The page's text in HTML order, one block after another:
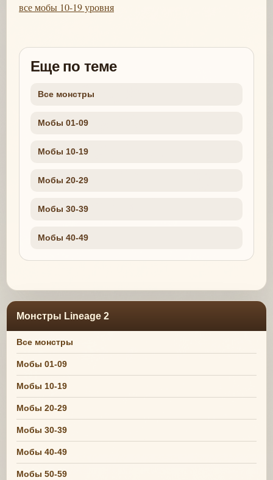
все мобы 10-19 уровня
Еще по теме
Все монстры
Мобы 01-09
Мобы 10-19
Мобы 20-29
Мобы 30-39
Мобы 40-49
Монстры Lineage 2
Все монстры
Мобы 01-09
Мобы 10-19
Мобы 20-29
Мобы 30-39
Мобы 40-49
Мобы 50-59